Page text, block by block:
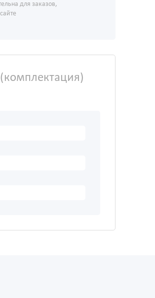
для заказов,